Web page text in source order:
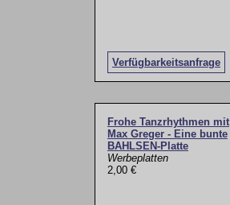
Verfügbarkeitsanfrage
Frohe Tanzrhythmen mit
Max Greger - Eine bunte
BAHLSEN-Platte
Werbeplatten
2,00 €